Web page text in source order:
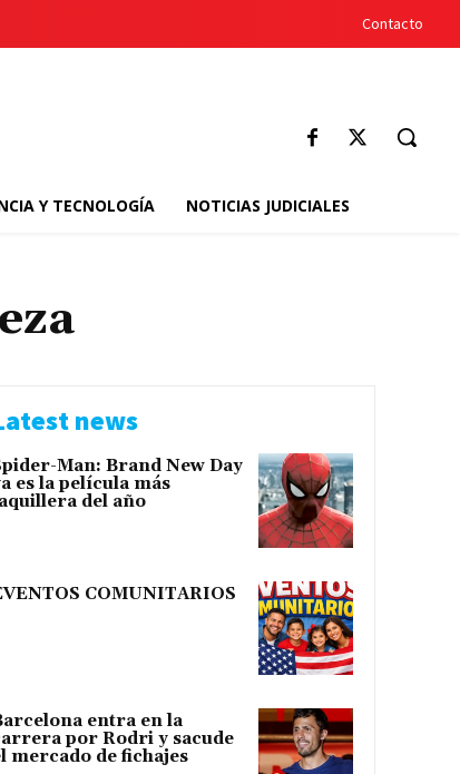
Contacto
Y TECNOLOGÍA NOTICIAS JUDICIALES
news
Man: Brand New Day
es la película más
del año
COMUNITARIOS
entra en la
por Rodri y sacude
mercado de fichajes